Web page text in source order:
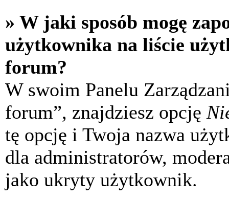
» W jaki sposób mogę
użytkownika na liście
forum?
W swoim Panelu
forum”, znajdziesz opcję
tę opcję i Twoja nazwa
dla administratorów,
jako ukryty użytkownik.